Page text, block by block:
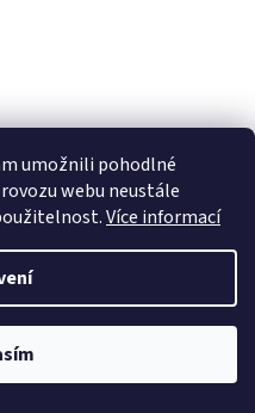
umožnili pohodlné
webu neustále
Více informací
310 Kč –12 %
Cesmína ostrolistá Alaska
Skladem
241,07 Kč bez DPH
270 Kč